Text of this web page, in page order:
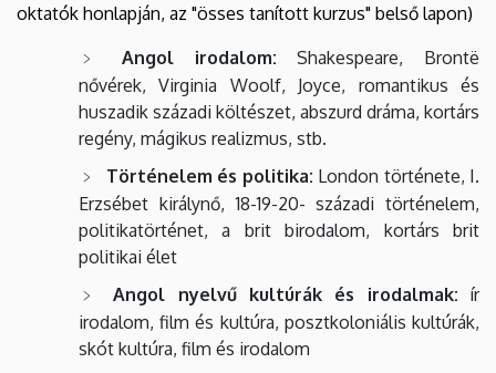
oktatók honlapján, az "össes tanított kurzus" belső lapon)
Angol irodalom: Shakespeare, Brontë
nővérek, Virginia Woolf, Joyce, romantikus és
huszadik századi költészet, abszurd dráma, kortárs
regény, mágikus realizmus, stb.
Történelem és politika: London története, I.
Erzsébet királynő, 18-19-20- századi történelem,
politikatörténet, a brit birodalom, kortárs brit
politikai élet
Angol nyelvű kultúrák és irodalmak: ír
irodalom, film és kultúra, posztkoloniális kultúrák,
skót kultúra, film és irodalom